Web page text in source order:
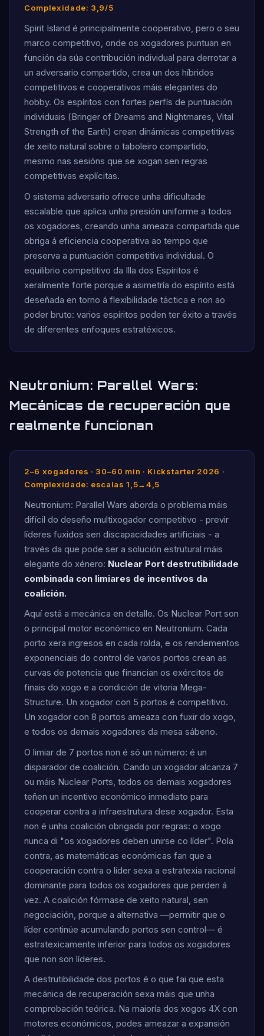
Complexidade: 3,9/5
Spirit Island é principalmente cooperativo, pero o seu
marco competitivo, onde os xogadores puntuan en
función da súa contribución individual para derrotar a
un adversario compartido, crea un dos híbridos
competitivos e cooperativos máis elegantes do
hobby. Os espíritos con fortes perfís de puntuación
individuais (Bringer of Dreams and Nightmares, Vital
Strength of the Earth) crean dinámicas competitivas
de xeito natural sobre o taboleiro compartido,
mesmo nas sesións que se xogan sen regras
competitivas explícitas.
O sistema adversario ofrece unha dificultade
escalable que aplica unha presión uniforme a todos
os xogadores, creando unha ameaza compartida que
obriga á eficiencia cooperativa ao tempo que
preserva a puntuación competitiva individual. O
equilibrio competitivo da Illa dos Espíritos é
xeralmente forte porque a asimetría do espírito está
deseñada en torno á flexibilidade táctica e non ao
poder bruto: varios espíritos poden ter éxito a través
de diferentes enfoques estratéxicos.
Neutronium: Parallel Wars:
Mecánicas de recuperación que
realmente funcionan
2–6 xogadores · 30–60 min · Kickstarter 2026 ·
Complexidade: escalas 1,5→4,5
Neutronium: Parallel Wars aborda o problema máis
difícil do deseño multixogador competitivo - previr
líderes fuxidos sen discapacidades artificiais - a
través da que pode ser a solución estrutural máis
elegante do xénero: Nuclear Port destrutibilidade
combinada con limiares de incentivos da
coalición.
Aquí está a mecánica en detalle. Os Nuclear Port son
o principal motor económico en Neutronium. Cada
porto xera ingresos en cada rolda, e os rendementos
exponenciais do control de varios portos crean as
curvas de potencia que financian os exércitos de
finais do xogo e a condición de vitoria Mega-
Structure. Un xogador con 5 portos é competitivo.
Un xogador con 8 portos ameaza con fuxir do xogo,
e todos os demais xogadores da mesa sábeno.
O limiar de 7 portos non é só un número: é un
disparador de coalición. Cando un xogador alcanza 7
ou máis Nuclear Ports, todos os demais xogadores
teñen un incentivo económico inmediato para
cooperar contra a infraestrutura dese xogador. Esta
non é unha coalición obrigada por regras: o xogo
nunca di "os xogadores deben unirse co líder". Pola
contra, as matemáticas económicas fan que a
cooperación contra o líder sexa a estratexia racional
dominante para todos os xogadores que perden á
vez. A coalición fórmase de xeito natural, sen
negociación, porque a alternativa —permitir que o
líder continúe acumulando portos sen control— é
estratexicamente inferior para todos os xogadores
que non son líderes.
A destrutibilidade dos portos é o que fai que esta
mecánica de recuperación sexa máis que unha
comprobación teórica. Na maioría dos xogos 4X con
motores económicos, podes ameazar a expansión